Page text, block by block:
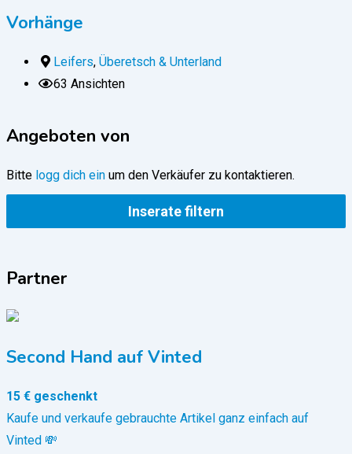
Vorhänge
Leifers, Überetsch & Unterland
63 Ansichten
Angeboten von
Bitte logg dich ein um den Verkäufer zu kontaktieren.
Inserate filtern
Partner
Second Hand auf Vinted
15 € geschenkt
Kaufe und verkaufe gebrauchte Artikel ganz einfach auf
Vinted 💸